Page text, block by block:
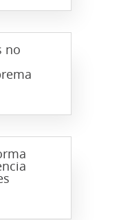
no